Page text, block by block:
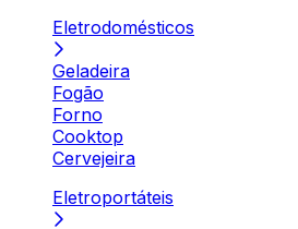
Eletrodomésticos
Geladeira
Fogão
Forno
Cooktop
Cervejeira
Eletroportáteis